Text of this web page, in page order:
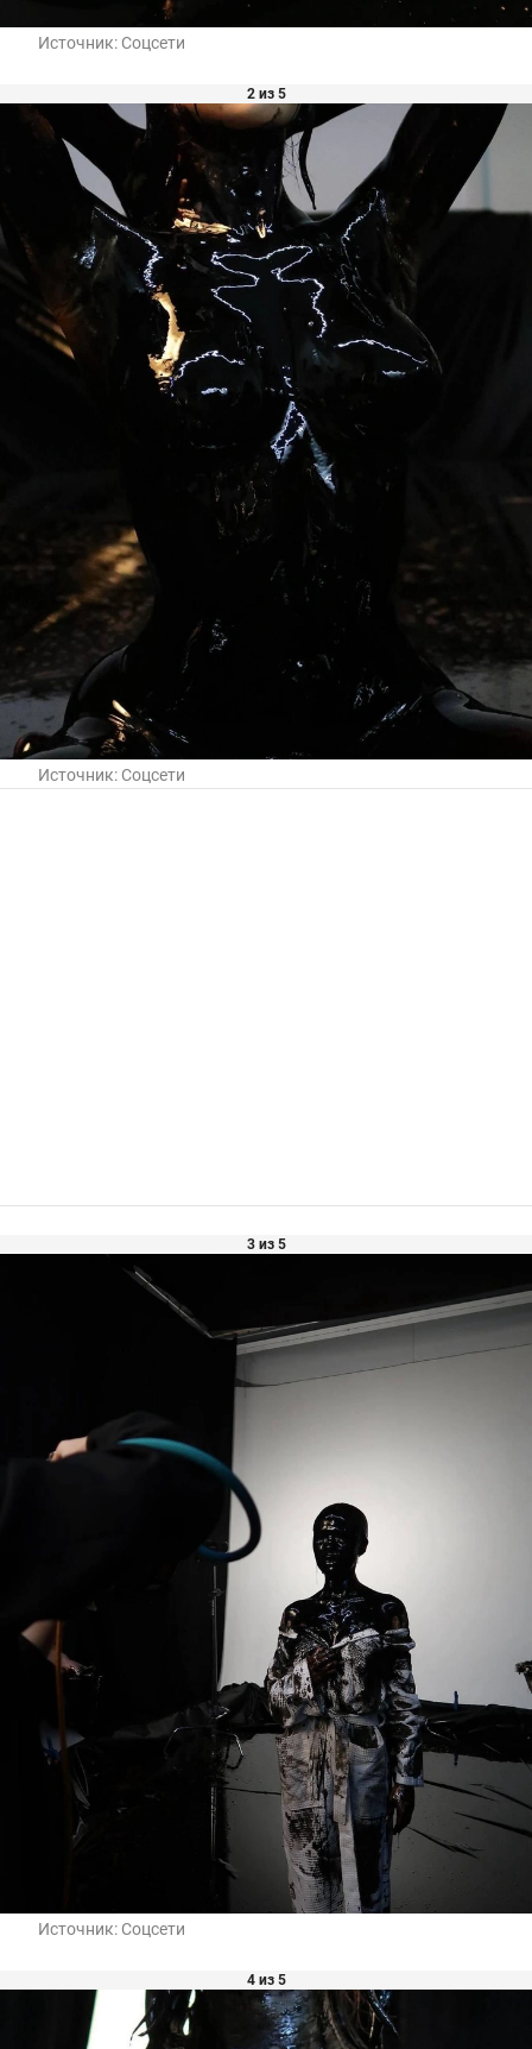
Источник: Соцсети
2 из 5
Источник: Соцсети
3 из 5
Источник: Соцсети
4 из 5